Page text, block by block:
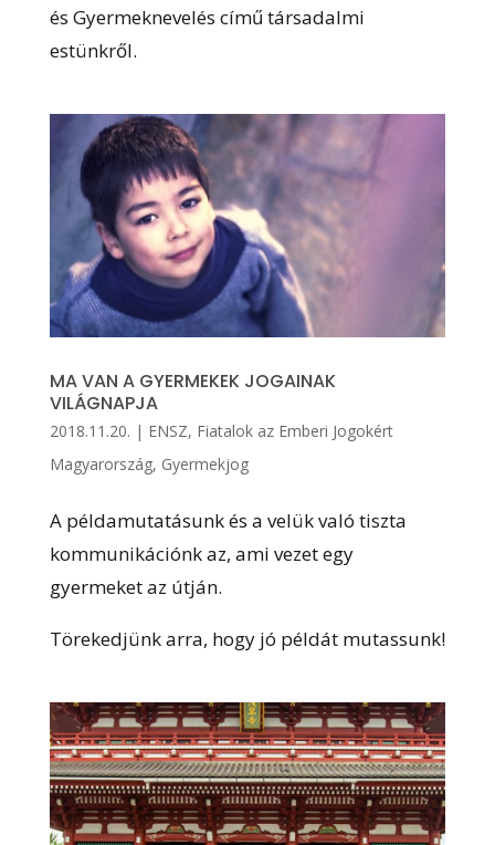
és Gyermeknevelés című társadalmi
estünkről.
MA VAN A GYERMEKEK JOGAINAK
VILÁGNAPJA
2018.11.20. | ENSZ, Fiatalok az Emberi Jogokért
Magyarország, Gyermekjog
A példamutatásunk és a velük való tiszta
kommunikációnk az, ami vezet egy
gyermeket az útján.
Törekedjünk arra, hogy jó példát mutassunk!